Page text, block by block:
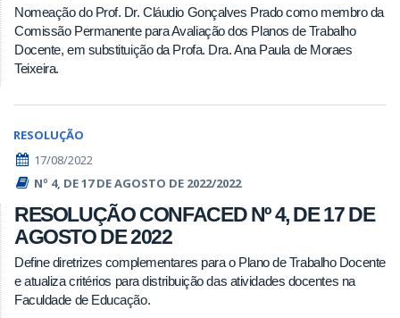
Nomeação do Prof. Dr. Cláudio Gonçalves Prado como membro da
Comissão Permanente para Avaliação dos Planos de Trabalho
Docente, em substituição da Profa. Dra. Ana Paula de Moraes
Teixeira.
RESOLUÇÃO
17/08/2022
Nº 4, DE 17 DE AGOSTO DE 2022/2022
RESOLUÇÃO CONFACED Nº 4, DE 17 DE
AGOSTO DE 2022
Define diretrizes complementares para o Plano de Trabalho Docente
e atualiza critérios para distribuição das atividades docentes na
Faculdade de Educação.